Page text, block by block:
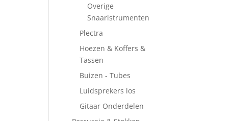
Overige
Snaaristrumenten
Plectra
Hoezen & Koffers &
Tassen
Buizen - Tubes
Luidsprekers los
Gitaar Onderdelen